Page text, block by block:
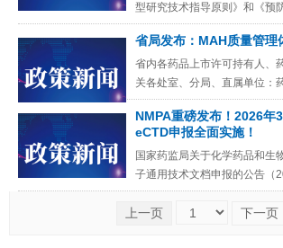
型研究技术指导原则》和《预
研究技术指导原则》，均发布
创新药晶型研
省局发布：MAH质量管理
省内各药品上市许可持有人、
关各处室、分局、直属单位：
（以下简称持有人）质量管理
施《中华人民共和国药品管
NMPA重磅发布！2026年
eCTD申报全面实施！
国家药监局关于化学药品和生
子通用技术文档申报的公告（
间：2026-01-15 为加强药品
监管，
上一页 下一页